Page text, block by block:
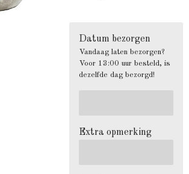
Datum bezorgen
Vandaag laten bezorgen?
Voor 13:00 uur besteld, is
dezelfde dag bezorgd!
Extra opmerking